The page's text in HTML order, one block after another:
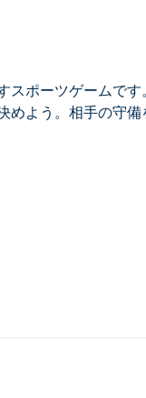
スポーツゲームで
めよう。相手の守